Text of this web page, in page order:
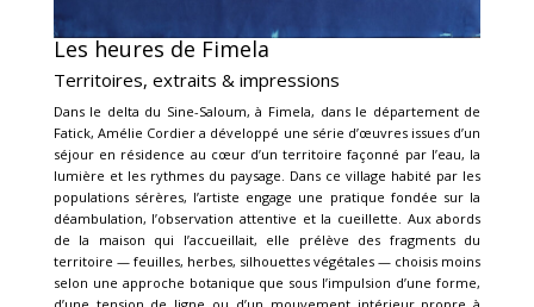
Les heures de Fimela
Territoires, extraits & impressions
Dans le delta du Sine-Saloum, à Fimela, dans le département de
Fatick, Amélie Cordier a développé une série d’œuvres issues d’un
séjour en résidence au cœur d’un territoire façonné par l’eau, la
lumière et les rythmes du paysage. Dans ce village habité par les
populations sérères, l’artiste engage une pratique fondée sur la
déambulation, l’observation attentive et la cueillette. Aux abords
de la maison qui l’accueillait, elle prélève des fragments du
territoire — feuilles, herbes, silhouettes végétales — choisis moins
selon une approche botanique que sous l’impulsion d’une forme,